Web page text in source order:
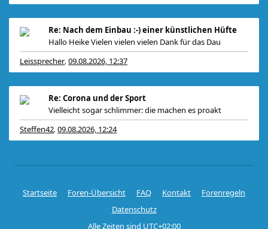
Re: Nach dem Einbau :-) einer künstlichen Hüfte
Hallo Heike Vielen vielen vielen Dank für das Dau
Leissprecher, 09.08.2026, 12:37
Re: Corona und der Sport
Vielleicht sogar schlimmer: die machen es proakt
Steffen42, 09.08.2026, 12:24
Startseite Foren-Übersicht FAQ Kontakt
Forenregeln
Datenschutz
Alle Zeiten sind UTC+02:00